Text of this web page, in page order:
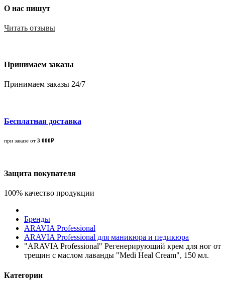
О нас пишут
Читать отзывы
Принимаем заказы
Принимаем заказы 24/7
Бесплатная доставка
при заказе от 3 000₽
Защита покупателя
100% качество продукции
Бренды
ARAVIA Professional
ARAVIA Professional для маникюра и педикюра
"ARAVIA Professional" Регенерирующий крем для ног от
трещин с маслом лаванды "Medi Heal Cream", 150 мл.
Категории